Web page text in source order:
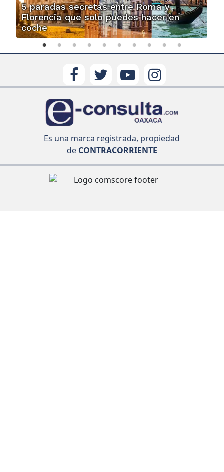
5 paradas secretas entre Roma y
Florencia que solo puedes hacer en
coche
Es una marca registrada, propiedad
deCONTRACORRIENTE